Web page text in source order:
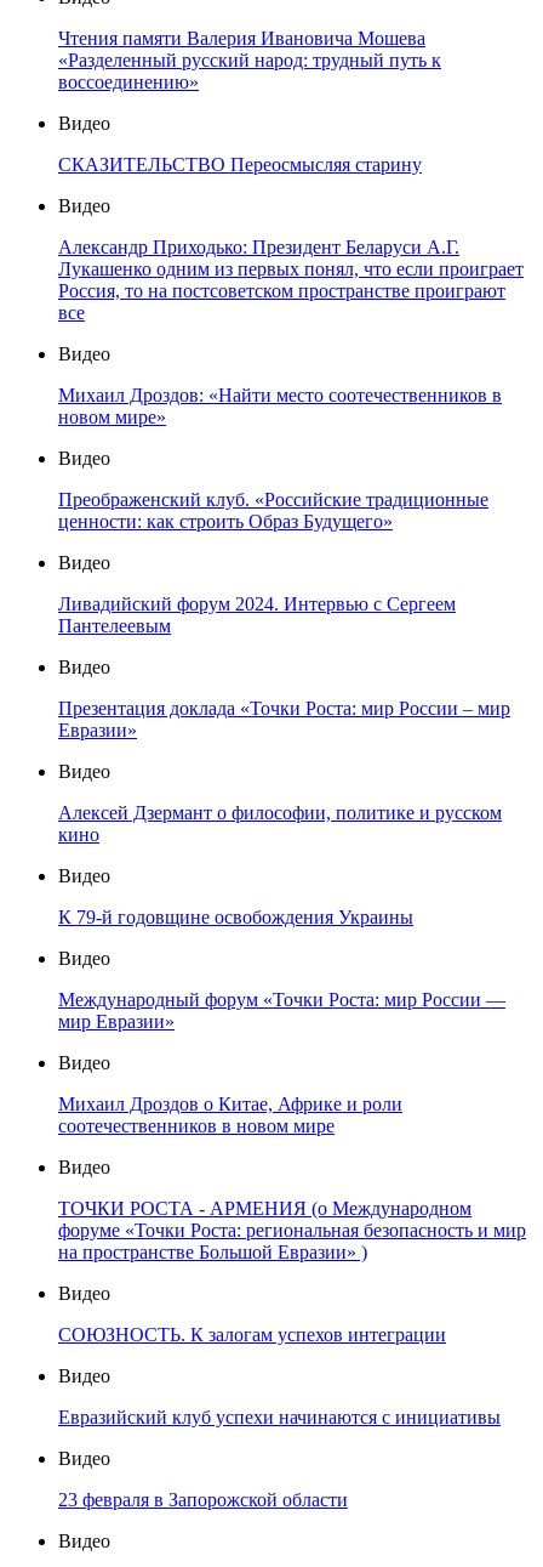
Чтения памяти Валерия Ивановича Мошева
«Разделенный русский народ: трудный путь к
воссоединению»
Видео
СКАЗИТЕЛЬСТВО Переосмысляя старину
Видео
Александр Приходько: Президент Беларуси А.Г.
Лукашенко одним из первых понял, что если проиграет
Россия, то на постсоветском пространстве проиграют
все
Видео
Михаил Дроздов: «Найти место соотечественников в
новом мире»
Видео
Преображенский клуб. «Российские традиционные
ценности: как строить Образ Будущего»
Видео
Ливадийский форум 2024. Интервью с Сергеем
Пантелеевым
Видео
Презентация доклада «Точки Роста: мир России – мир
Евразии»
Видео
Алексей Дзермант о философии, политике и русском
кино
Видео
К 79-й годовщине освобождения Украины
Видео
Международный форум «Точки Роста: мир России —
мир Евразии»
Видео
Михаил Дроздов о Китае, Африке и роли
соотечественников в новом мире
Видео
ТОЧКИ РОСТА - АРМЕНИЯ (о Международном
форуме «Точки Роста: региональная безопасность и мир
на пространстве Большой Евразии» )
Видео
СОЮЗНОСТЬ. К залогам успехов интеграции
Видео
Евразийский клуб успехи начинаются с инициативы
Видео
23 февраля в Запорожской области
Видео